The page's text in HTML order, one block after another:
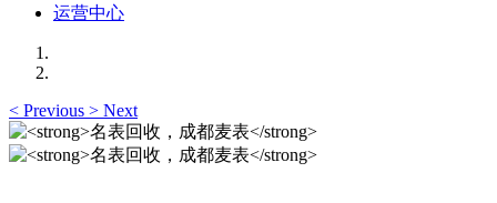
运营中心
< Previous > Next